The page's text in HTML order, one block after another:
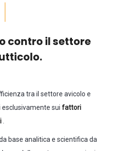
contro il settore
tra il settore avicolo e
sui fattori
base analitica e scientifica da